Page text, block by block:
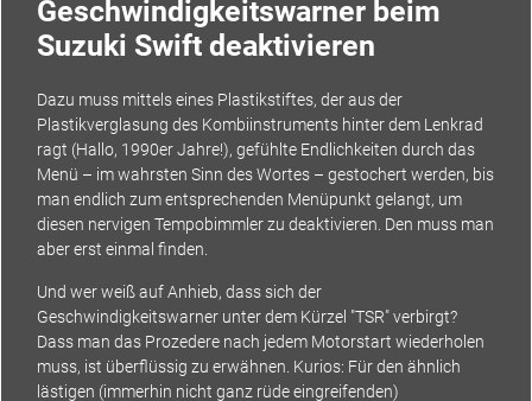
Geschwindigkeitswarner beim
Suzuki Swift deaktivieren
Dazu muss mittels eines Plastikstiftes, der aus der
Plastikverglasung des Kombiinstruments hinter dem Lenkrad
ragt (Hallo, 1990er Jahre!), gefühlte Endlichkeiten durch das
Menü – im wahrsten Sinn des Wortes – gestochert werden, bis
man endlich zum entsprechenden Menüpunkt gelangt, um
diesen nervigen Tempobimmler zu deaktivieren. Den muss man
aber erst einmal finden.
Und wer weiß auf Anhieb, dass sich der
Geschwindigkeitswarner unter dem Kürzel "TSR" verbirgt?
Dass man das Prozedere nach jedem Motorstart wiederholen
muss, ist überflüssig zu erwähnen. Kurios: Für den ähnlich
lästigen (immerhin nicht ganz rüde eingreifenden)